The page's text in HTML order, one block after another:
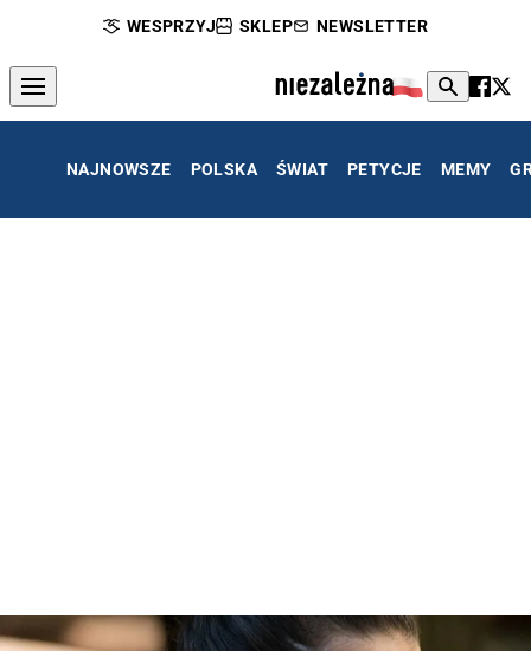
WESPRZYJ SKLEP NEWSLETTER
NAJNOWSZE POLSKA ŚWIAT PETYCJE MEMY